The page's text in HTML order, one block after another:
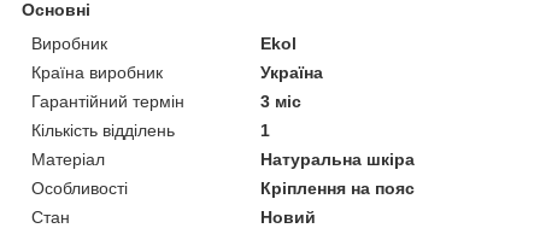
Основні
Виробник
Ekol
Країна виробник
Україна
Гарантійний термін
3 міс
Кількість відділень
1
Матеріал
Натуральна шкіра
Особливості
Кріплення на пояс
Стан
Новий